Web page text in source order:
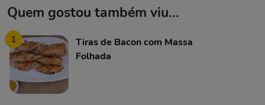
Quem gostou também viu...
1
Tiras de Bacon com Massa
Folhada